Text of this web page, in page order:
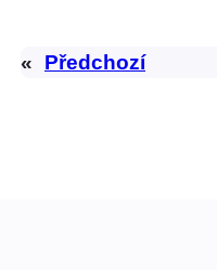
« Předchozí